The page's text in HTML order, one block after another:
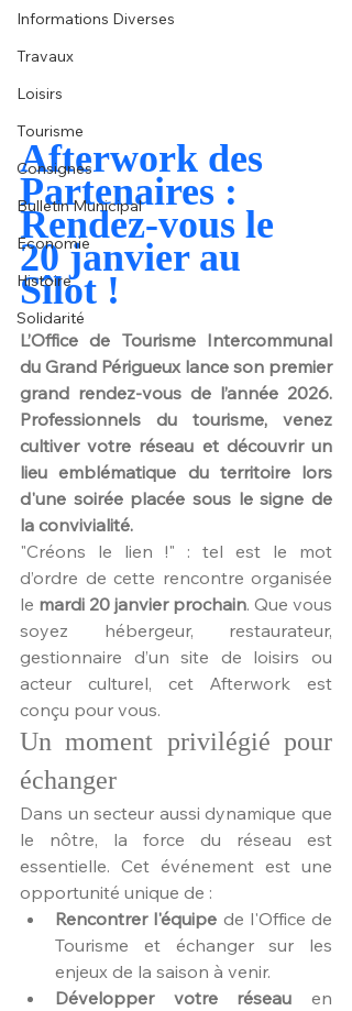
Informations Diverses
Travaux
Loisirs
Tourisme
Consignes
Bulletin Municipal
Economie
Histoire
Solidarité
Afterwork des
Partenaires :
Rendez-vous le
20 janvier au
Sîlot !
L’Office de Tourisme Intercommunal
du Grand Périgueux lance son premier
grand rendez-vous de l’année 2026.
Professionnels du tourisme, venez
cultiver votre réseau et découvrir un
lieu emblématique du territoire lors
d'une soirée placée sous le signe de
la convivialité.
"Créons le lien !" : tel est le mot
d’ordre de cette rencontre organisée
le mardi 20 janvier prochain. Que vous
soyez hébergeur, restaurateur,
gestionnaire d’un site de loisirs ou
acteur culturel, cet Afterwork est
conçu pour vous.
Un moment privilégié pour
échanger
Dans un secteur aussi dynamique que
le nôtre, la force du réseau est
essentielle. Cet événement est une
opportunité unique de :
Rencontrer l'équipe de l'Office de
Tourisme et échanger sur les
enjeux de la saison à venir.
Développer votre réseau en